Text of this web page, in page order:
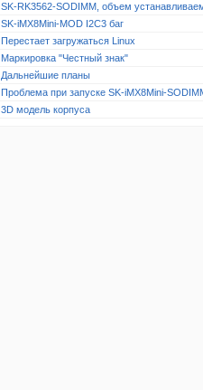
SK-RK3562-SODIMM, объем
SK-iMX8Mini-MOD I2C3 баг
Перестает загружаться Linux
Маркировка "Честный знак"
Дальнейшие планы
Проблема при запуске SK-iMX8Mini-
3D модель корпуса